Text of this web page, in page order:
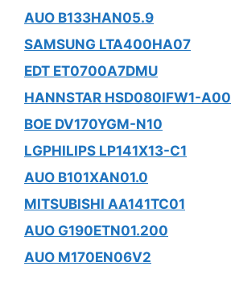
AUO B133HAN05.9
SAMSUNG LTA400HA07
EDT ET0700A7DMU
HANNSTAR HSD080IFW1-A00
BOE DV170YGM-N10
LGPHILIPS LP141X13-C1
AUO B101XAN01.0
MITSUBISHI AA141TC01
AUO G190ETN01.200
AUO M170EN06V2